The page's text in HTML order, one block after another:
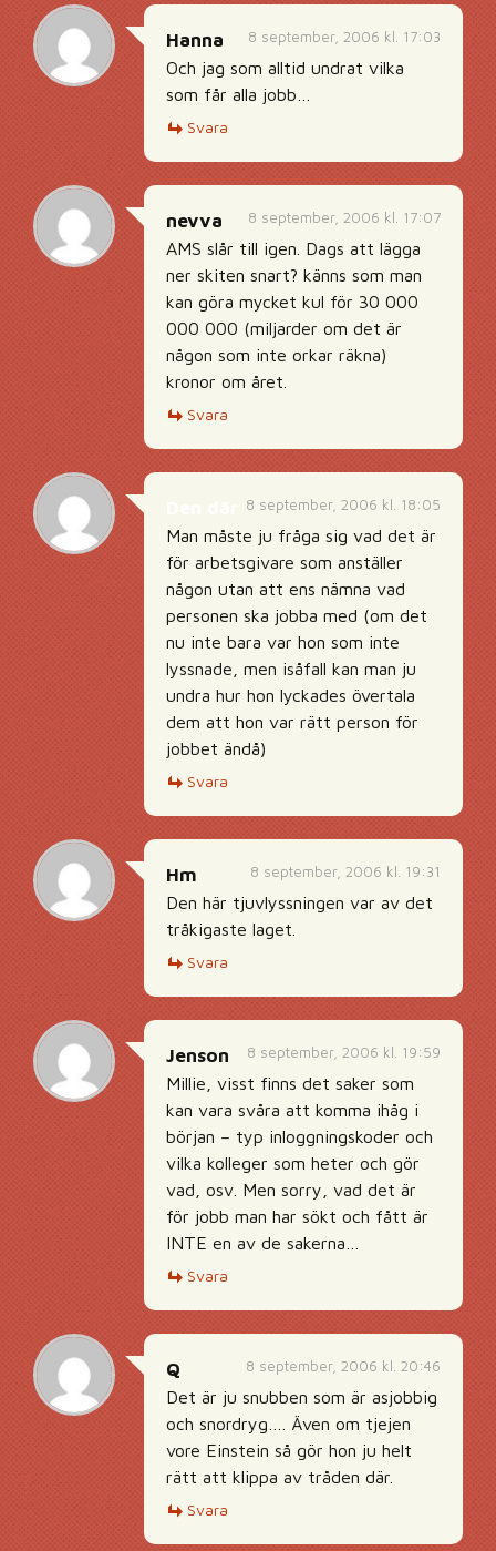
8 september, 2006 kl. 17:03
Hanna
Och jag som alltid undrat vilka
som får alla jobb…
Svara
8 september, 2006 kl. 17:07
nevva
AMS slår till igen. Dags att lägga
ner skiten snart? känns som man
kan göra mycket kul för 30 000
000 000 (miljarder om det är
någon som inte orkar räkna)
kronor om året.
Svara
8 september, 2006 kl. 18:05
Man måste ju fråga sig vad det är
för arbetsgivare som anställer
någon utan att ens nämna vad
personen ska jobba med (om det
nu inte bara var hon som inte
lyssnade, men isåfall kan man ju
undra hur hon lyckades övertala
dem att hon var rätt person för
jobbet ändå)
Svara
8 september, 2006 kl. 19:31
Hm
Den här tjuvlyssningen var av det
tråkigaste laget.
Svara
8 september, 2006 kl. 19:59
Jenson
Millie, visst finns det saker som
kan vara svåra att komma ihåg i
början – typ inloggningskoder och
vilka kolleger som heter och gör
vad, osv. Men sorry, vad det är
för jobb man har sökt och fått är
INTE en av de sakerna…
Svara
8 september, 2006 kl. 20:46
Q
Det är ju snubben som är asjobbig
och snordryg…. Även om tjejen
vore Einstein så gör hon ju helt
rätt att klippa av tråden där.
Svara